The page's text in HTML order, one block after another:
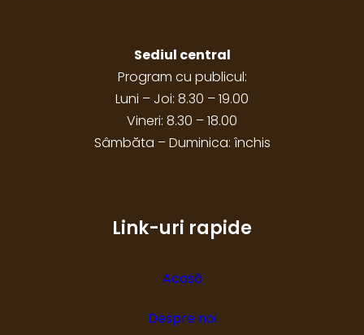
Sediul central
Program cu publicul:
Luni – Joi: 8.30 – 19.00
Vineri: 8.30 – 18.00
Sâmbăta – Duminica: închis
Link-uri rapide
Acasă
Despre noi